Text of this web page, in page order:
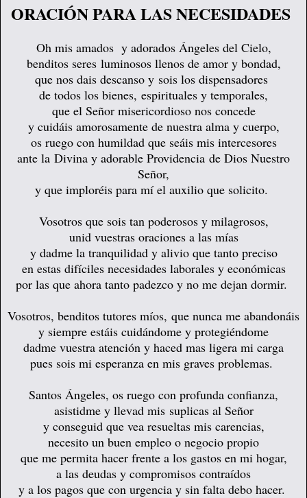
ORACIÓN PARA LAS NECESIDADES
Oh mis amados y adorados Ángeles del Cielo,
benditos seres luminosos llenos de amor y bondad,
que nos dais descanso y sois los dispensadores
de todos los bienes, espirituales y temporales,
que el Señor misericordioso nos concede
y cuidáis amorosamente de nuestra alma y cuerpo,
os ruego con humildad que seáis mis intercesores
ante la Divina y adorable Providencia de Dios Nuestro
Señor,
y que imploréis para mí el auxilio que solicito.
Vosotros que sois tan poderosos y milagrosos,
unid vuestras oraciones a las mías
y dadme la tranquilidad y alivio que tanto preciso
en estas difíciles necesidades laborales y económicas
por las que ahora tanto padezco y no me dejan dormir.
Vosotros, benditos tutores míos, que nunca me abandonáis
y siempre estáis cuidándome y protegiéndome
dadme vuestra atención y haced mas ligera mi carga
pues sois mi esperanza en mis graves problemas.
Santos Ángeles, os ruego con profunda confianza,
asistidme y llevad mis suplicas al Señor
y conseguid que vea resueltas mis carencias,
necesito un buen empleo o negocio propio
que me permita hacer frente a los gastos en mi hogar,
a las deudas y compromisos contraídos
y a los pagos que con urgencia y sin falta debo hacer.